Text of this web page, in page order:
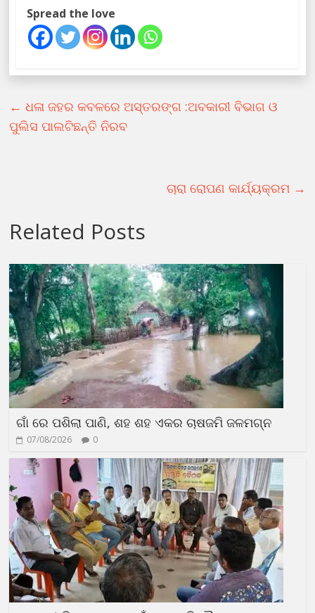
Spread the love
← ଧଳା ଜହର କବଳରେ ଅସ୍ତରଙ୍ଗ :ଅବକାରୀ ବିଭାଗ ଓ
ପୁଲିସ ପାଲଟିଛନ୍ତି ନିରବ
ଚାରା ରୋପଣ କାର୍ଯ୍ୟକ୍ରମ →
Related Posts
ଗାଁ ରେ ପଶିଲା ପାଣି, ଶହ ଶହ ଏକର ଚାଷଜମି ଜଳମଗ୍ନ
07/08/2026 0